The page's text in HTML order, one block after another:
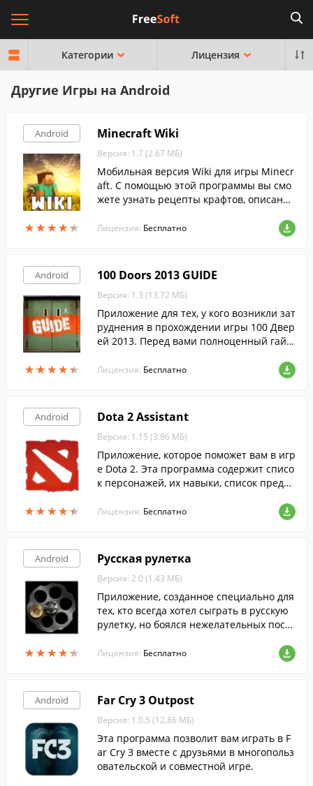
Категории Лицензия
Другие Игры на Android
Android
★★★★★
★★★★★
Minecraft Wiki
Версия: 1.7 (2.67 МБ)
Мобильная версия Wiki для игры Minecr
aft. С помощью этой программы вы смо
жете узнать рецепты крафтов, описание
ания мобов и многое другое.
Лицензия: Бесплатно
Android
★★★★★
★★★★★
100 Doors 2013 GUIDE
Версия: 1.3 (13.72 МБ)
Приложение для тех, у кого возникли зат
руднения в прохождении игры 100 Двер
ей 2013. Перед вами полноценный гайд
ы.
Лицензия: Бесплатно
Android
★★★★★
★★★★★
Dota 2 Assistant
Версия: 1.15 (3.86 МБ)
Приложение, которое поможет вам в игр
е Dota 2. Эта программа содержит списо
к персонажей, их навыки, список предм
Лицензия: Бесплатно
Android
★★★★★
★★★★★
Русская рулетка
Версия: 2.0 (1.43 МБ)
Приложение, созданное специально для
тех, кто всегда хотел сыграть в русскую
рулетку, но боялся нежелательных посл
Лицензия: Бесплатно
Android Far Cry 3 Outpost
Версия: 1.0.5 (12.86 МБ)
Эта программа позволит вам играть в F
ar Cry 3 вместе с друзьями в многопольз
овательской и совместной игре.